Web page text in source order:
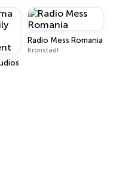
- Daily Radio Entertainment
Radio Mess Romania
Kronstadt